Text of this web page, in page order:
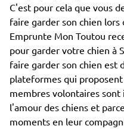
C'est pour cela que vous
faire garder son chien lors
Emprunte Mon Toutou
pour garder votre chien à
faire garder son chien est
plateformes qui
membres volontaires sont
l'amour des chiens et
moments en leur